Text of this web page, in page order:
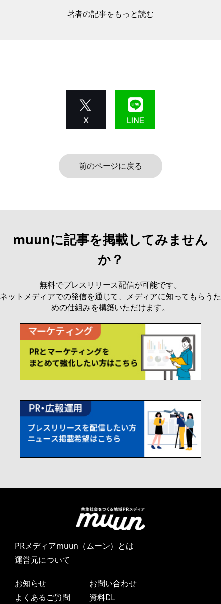
著者の記事をもっと読む
前のページに戻る
muunに記事を掲載してみません
か？
無料でプレスリリース配信が可能です。
ネットメディアでの発信を通じて、メディアに知ってもらうた
めの仕組みを構築いただけます。
PRメディアmuun（ムーン）とは
運営元について
お知らせ
よくあるご質問
お問い合わせ
資料DL